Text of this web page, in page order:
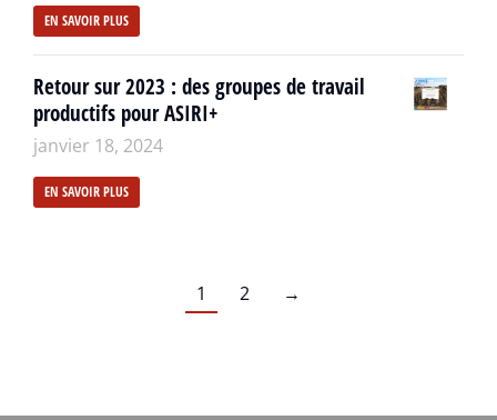
EN SAVOIR PLUS
Retour sur 2023 : des groupes de travail
productifs pour ASIRI+
janvier 18, 2024
EN SAVOIR PLUS
1 2 →